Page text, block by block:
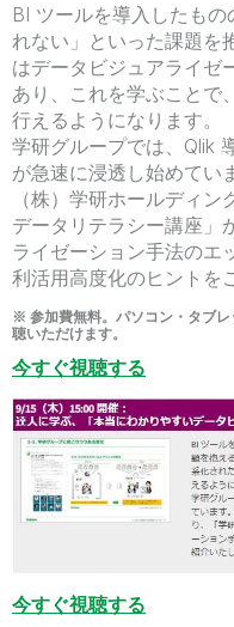
BI ツールを導入したも
れない」といった課題を
はデータビジュアライゼ
あり、これを学ぶことで
行えるようになります。
学研グループでは、Qlik
が急速に浸透し始めてい
（株）学研ホールディ
データリテラシー講座」
ライゼーション手法のエ
利活用高度化のヒントを
※ 参加費無料。パソコン・タブ
聴いただけます。
今すぐ視聴する
今すぐ視聴する